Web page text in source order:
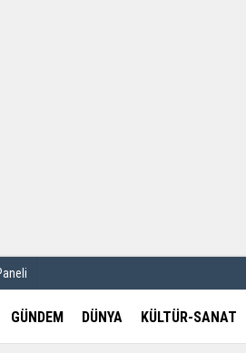
GÜNDEM DÜNYA KÜLTÜR-SANAT